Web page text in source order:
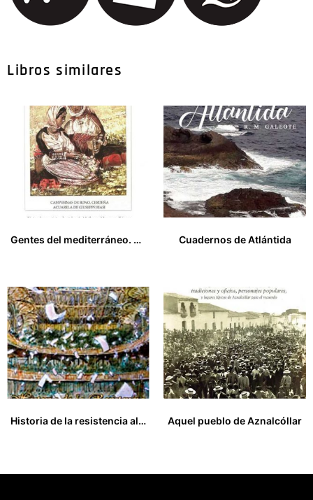
Libros similares
Gentes del mediterráneo. Notas de un viaje a las islas de Mallorca, Menorca, Ibiza y Cerdeña, realizado en 1.911 por J. Ernest Crawford Flitch
Cuadernos de Atlántida
Historia de la resistencia al nacionalismo en Cataluña
Aquel pueblo de Aznalcóllar